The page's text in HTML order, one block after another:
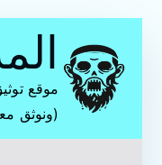
المحتوى
موقع
(ونوثق